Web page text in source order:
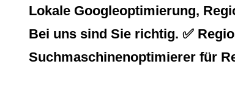
Lokale Googleoptimierung,
Bei uns sind Sie richtig. ✅
Suchmaschinenoptimierer für